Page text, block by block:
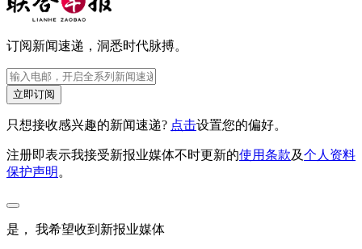
订阅新闻速递，洞悉时代脉搏。
立即订阅
只想接收感兴趣的新闻速递? 点击设置您的偏好。
注册即表示我接受新报业媒体不时更新的使用条款及个人资料
保护声明 。
是， 我希望收到新报业媒体